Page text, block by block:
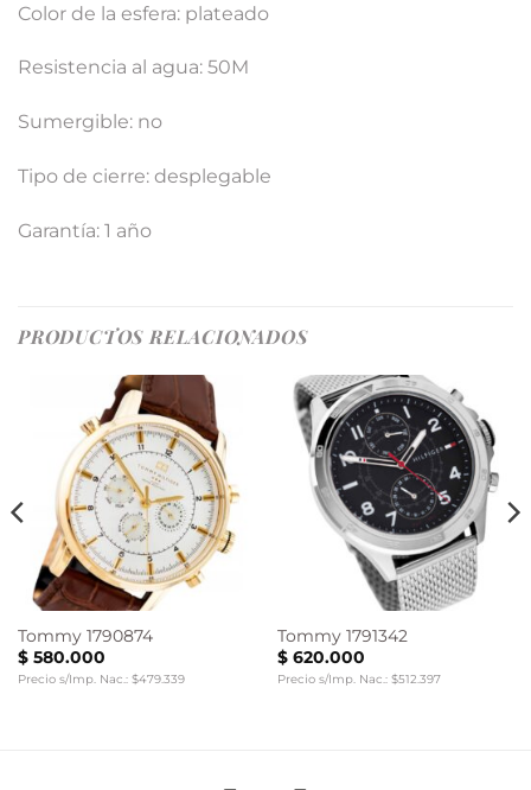
Color de la esfera: plateado
Resistencia al agua: 50M
Sumergible: no
Tipo de cierre: desplegable
Garantía: 1 año
PRODUCTOS RELACIONADOS
Tommy 1790874
$580.000
Precio s/Imp. Nac.: $479.339
Tommy 1791342
$620.000
Precio s/Imp. Nac.: $512.397